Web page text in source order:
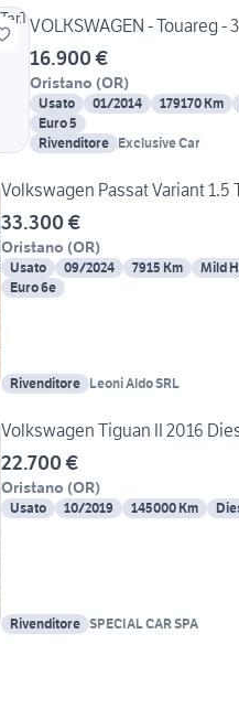
VOLKSWAGEN - Touareg -
16.900 €
Oristano (OR)
Usato 01/2014 179170 Km
Euro 5
Rivenditore Exclusive Car
Volkswagen Passat Variant 1.5
33.300 €
Oristano (OR)
Usato 09/2024 7915 Km Mild
Euro 6e
Rivenditore Leoni Aldo SRL
Volkswagen Tiguan II 2016
22.700 €
Oristano (OR)
Usato 10/2019 145000 Km
Rivenditore SPECIAL CAR SPA